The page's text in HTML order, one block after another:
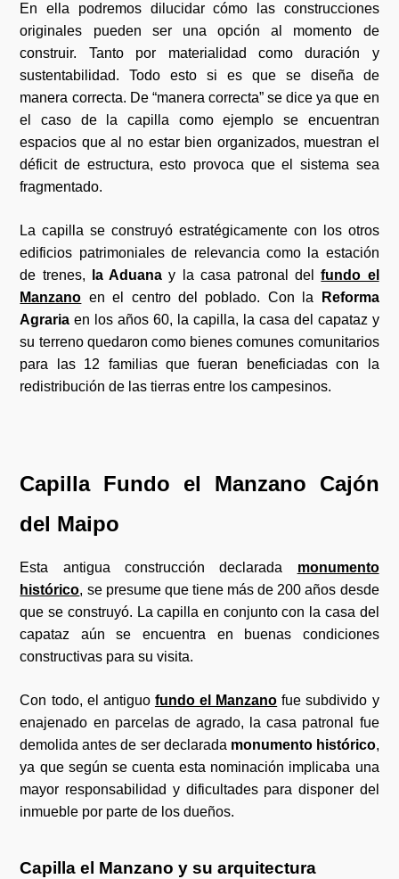
En ella podremos dilucidar cómo las construcciones
originales pueden ser una opción al momento de
construir. Tanto por materialidad como duración y
sustentabilidad. Todo esto si es que se diseña de
manera correcta. De “manera correcta” se dice ya que en
el caso de la capilla como ejemplo se encuentran
espacios que al no estar bien organizados, muestran el
déficit de estructura, esto provoca que el sistema sea
fragmentado.
La capilla se construyó estratégicamente con los otros
edificios patrimoniales de relevancia como la estación
de trenes,
la Aduana y la casa patronal delfundo el
Manzano en el centro del poblado. Con la
Reforma
Agraria en los años 60, la capilla, la casa del capataz y
su terreno quedaron como bienes comunes comunitarios
para las 12 familias que fueran beneficiadas con la
redistribución de las tierras entre los campesinos.
Capilla Fundo el Manzano Cajón
del Maipo
Esta antigua construcción declarada monumento
histórico, se presume que tiene más de 200 años desde
que se construyó. La capilla en conjunto con la casa del
capataz aún se encuentra en buenas condiciones
constructivas para su visita.
Con todo, el antiguo fundo el Manzano fue subdivido y
enajenado en parcelas de agrado, la casa patronal fue
demolida antes de ser declarada monumento histórico,
ya que según se cuenta esta nominación implicaba una
mayor responsabilidad y dificultades para disponer del
inmueble por parte de los dueños.
Capilla el Manzano y su arquitectura